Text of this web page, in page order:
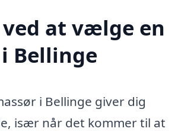
ved at vælge en
Bellinge
i Bellinge giver dig
især når det kommer til at